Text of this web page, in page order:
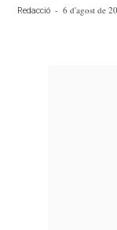
Redacció - 6 d'agost de